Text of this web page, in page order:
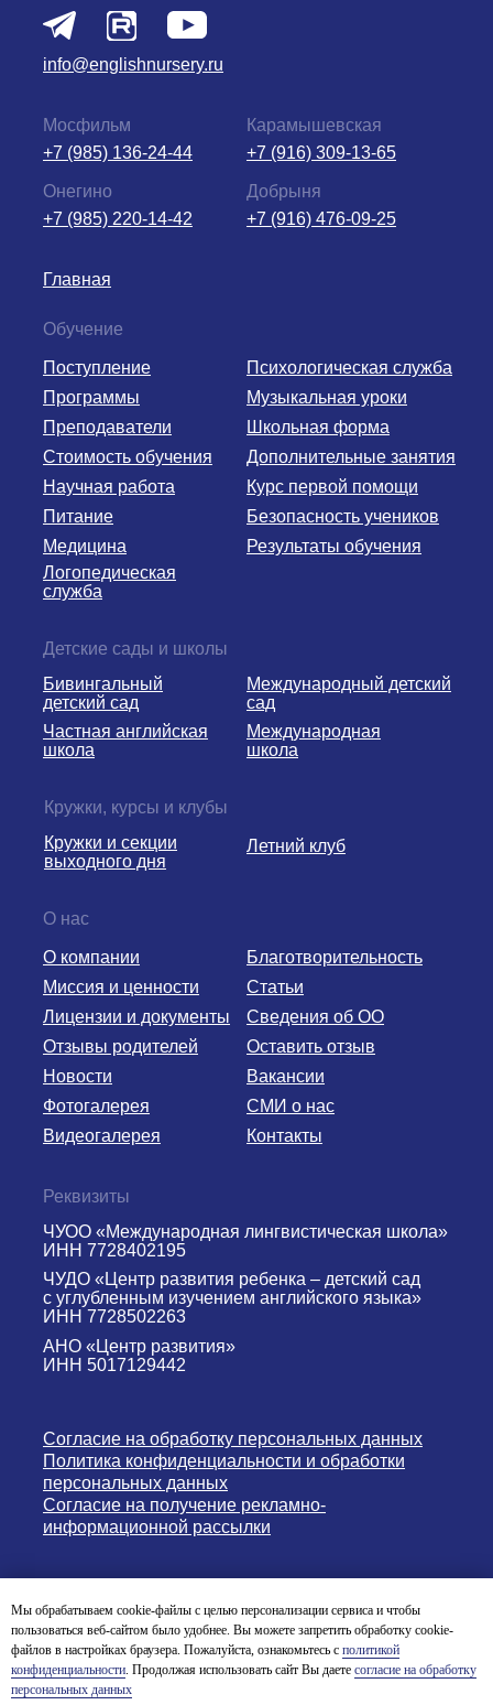
Результаты обучения
Безопасность учеников
Курс первой помощи
Научная работа
Дополнительные занятия
Школьная форма
Музыкальная уроки
Психологическая служба
Логопедическая
служба
Медицина
Питание
Поступление
Стоимость обучения
Преподаватели
Программы
Обучение
ЧУДО «Центр развития ребенка – детский сад
с углубленным изучением английского языка»
ИНН 7728502263
АНО «Центр развития»
ИНН 5017129442
ЧУОО «Международная лингвистическая школа»
ИНН 7728402195
Реквизиты
info@englishnursery.ru
Сведения об ОО
Вакансии
Оставить отзыв
Новости
Благотворительность
Видеогалерея
Фотогалерея
О компании
Отзывы родителей
Миссия и ценности
Статьи
Лицензии и документы
СМИ о нас
Контакты
О нас
+7 (916) 476-09-25
Добрыня
+7 (916) 309-13-65
Карамышевская
+7 (985) 220-14-42
Онегино
+7 (985) 136-24-44
Мосфильм
Международная
школа
Частная английская
школа
Международный детский
сад
Бивингальный
детский сад
Детские сады и школы
Главная
Кружки и секции
выходного дня
Летний клуб
Кружки, курсы и клубы
© English Nursery & Primary School 2004-2026
Согласие на обработку персональных данных
Политика конфиденциальности и обработки
персональных данных
Согласие на получение рекламно-
информационной рассылки
Мы обрабатываем cookie-файлы с целью персонализации сервиса и чтобы
пользоваться веб-сайтом было удобнее. Вы можете запретить обработку cookie-
файлов в настройках браузера. Пожалуйста, ознакомьтесь с политикой
конфиденциальности. Продолжая использовать сайт Вы даете согласие на обработку
персональных данных